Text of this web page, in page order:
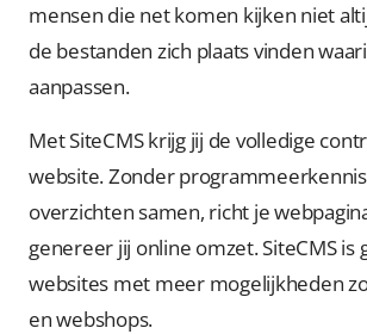
mensen die net komen kijken niet
de bestanden zich plaats vinden
aanpassen.
Met SiteCMS krijg jij de volledige
website. Zonder
overzichten samen, richt je
genereer jij online omzet. SiteCMS is
websites met meer mogelijkheden
en webshops.